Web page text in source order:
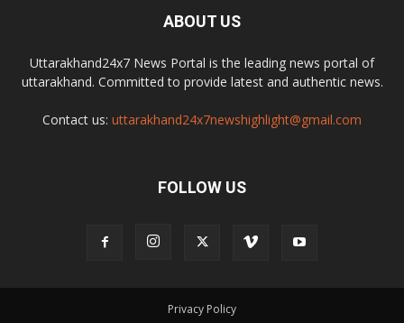
ABOUT US
Uttarakhand24x7 News Portal is the leading news portal of
uttarakhand. Committed to provide latest and authentic news.
Contact us: uttarakhand24x7newshighlight@gmail.com
FOLLOW US
Privacy Policy